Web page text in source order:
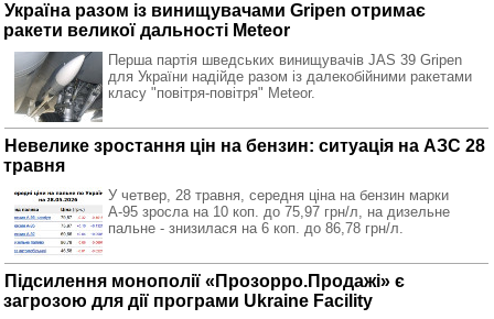
Україна разом із винищувачами Gripen отримає
ракети великої дальності Meteor
Перша партія шведських винищувачів JAS 39 Gripen
для України надійде разом із далекобійними ракетами
класу "повітря-повітря" Meteor.
Невелике зростання цін на бензин: ситуація на АЗС 28
травня
У четвер, 28 травня, середня ціна на бензин марки
А-95 зросла на 10 коп. до 75,97 грн/л, на дизельне
пальне - знизилася на 6 коп. до 86,78 грн/л.
Підсилення монополії «Прозорро.Продажі» є
загрозою для дії програми Ukraine Facility